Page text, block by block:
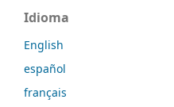
Idioma
English
español
français